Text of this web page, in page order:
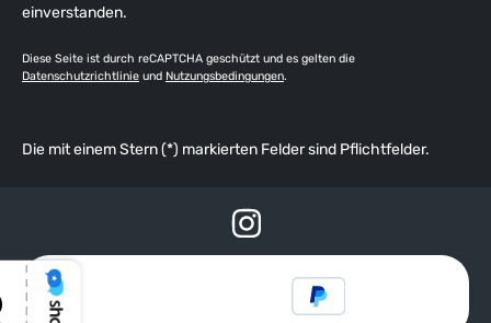
einverstanden.
Diese Seite ist durch reCAPTCHA geschützt und es gelten die
Datenschutzrichtlinie und Nutzungsbedingungen.
Die mit einem Stern (*) markierten Felder sind Pflichtfelder.